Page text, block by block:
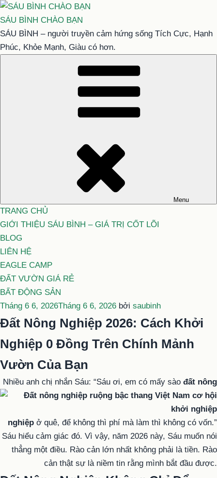
Chuyển
đến
phần
nội
SÁU BÌNH CHÀO BẠN
SÁU BÌNH – người truyền cảm hứng sống Tích Cực, Hạnh
Phúc, Khỏe Mạnh, Giàu có hơn.
Menu
TRANG CHỦ
GIỚI THIỆU SÁU BÌNH – GIÁ TRỊ CỐT LÕI
BLOG
LIÊN HỆ
EAGLE CAMP
ĐẤT VƯỜN GIÁ RẺ
BẤT ĐỘNG SẢN
Đăng
trong
Tháng 6 6, 2026Tháng 6 6, 2026 bởi saubinh
Đất Nông Nghiệp 2026: Cách Khởi
Nghiệp 0 Đồng Trên Chính Mảnh
Vườn Của Bạn
Nhiều anh chị nhắn Sáu: “Sáu ơi, em có mấy sào đất nông
nghiệp ở quê, để không thì phí mà làm thì không có vốn.”
Sáu hiểu cảm giác đó. Vì vậy, năm 2026 này, Sáu muốn nói
thẳng một điều. Rào cản lớn nhất không phải là tiền. Rào
cản thật sự là niềm tin rằng mình bắt đầu được.